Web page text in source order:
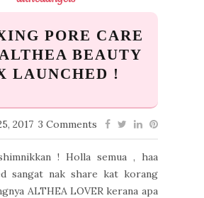
PORE CARE
BEAUTY
LAUNCHED !
2017 3 Comments
! Holla semua , haa
sangat nak share kat korang
ALTHEA LOVER kerana apa